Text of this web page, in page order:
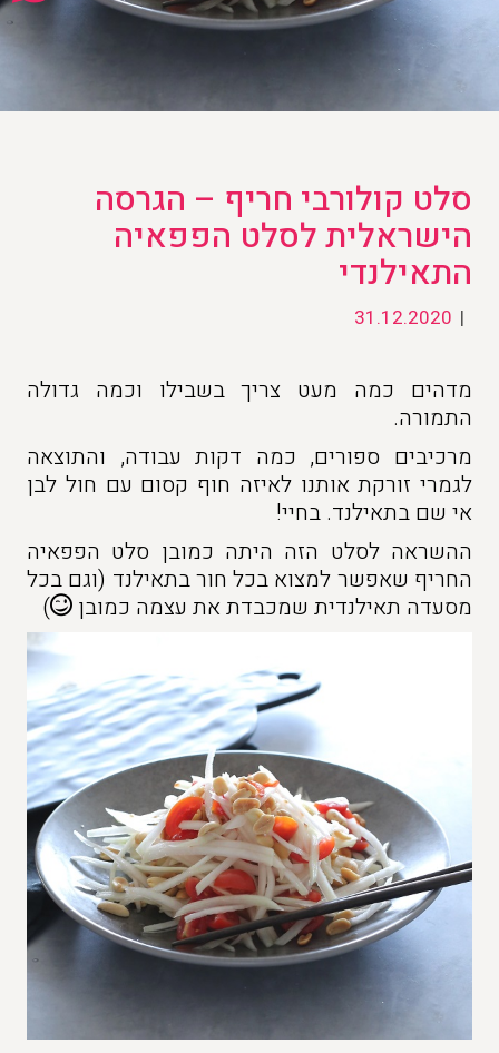
סלט קולורבי חריף – הגרסה
הישראלית לסלט הפפאיה
התאילנדי
|
31.12.2020
מדהים כמה מעט צריך בשבילו וכמה גדולה
התמורה.
מרכיבים ספורים, כמה דקות עבודה, והתוצאה
לגמרי זורקת אותנו לאיזה חוף קסום עם חול לבן
אי שם בתאילנד. בחיי!
ההשראה לסלט הזה היתה כמובן סלט הפפאיה
החריף שאפשר למצוא בכל חור בתאילנד (וגם בכל
מסעדה תאילנדית שמכבדת את עצמה כמובן
)